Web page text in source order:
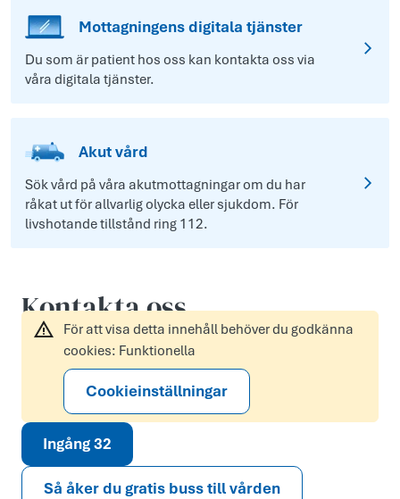
Mottagningens digitala tjänster
Du som är patient hos oss kan kontakta oss via
våra digitala tjänster.
Akut vård
Sök vård på våra akutmottagningar om du har
råkat ut för allvarlig olycka eller sjukdom. För
livshotande tillstånd ring 112.
Kontakta oss
För att visa detta innehåll behöver du godkänna
cookies: Funktionella
Cookieinställningar
Ingång 32
Så åker du gratis buss till vården